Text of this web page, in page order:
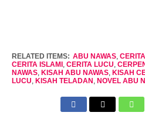
RELATED ITEMS: ABU NAWAS,
CERITA ISLAMI , CERITA LUCU,
NAWAS, KISAH ABU NAWAS, KISAH
LUCU, KISAH TELADAN , NOVEL ABU